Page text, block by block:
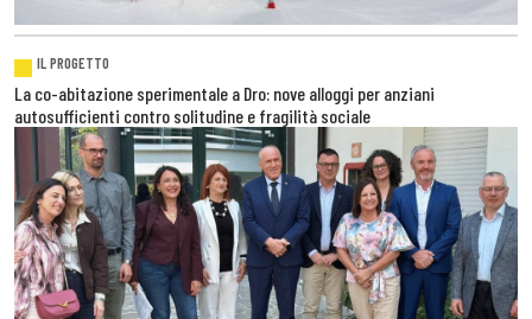
IL PROGETTO
La co-abitazione sperimentale a Dro: nove alloggi per anziani
autosufficienti contro solitudine e fragilità sociale